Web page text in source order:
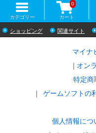
カテゴリー カート
0
ショッピング 関連サイト
マイナ
オン
特定商
ゲームソフトの
個人情報につ